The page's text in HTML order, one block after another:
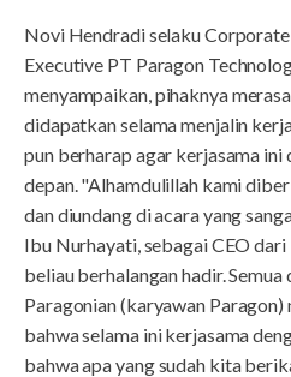
Novi Hendradi selaku
Executive PT Paragon
menyampaikan, pihaknya
didapatkan selama menjalin
pun berharap agar kerjasama
depan. "Alhamdulillah kami
dan diundang di acara yang
Ibu Nurhayati, sebagai CEO
beliau berhalangan hadir.
Paragonian (karyawan
bahwa selama ini kerjasama
bahwa apa yang sudah kita